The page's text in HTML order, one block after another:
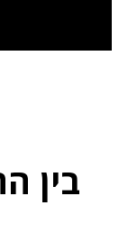
בין